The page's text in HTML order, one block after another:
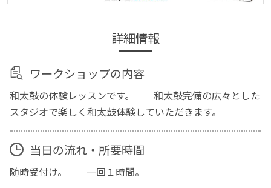
詳細情報
ワークショップの内容
和太鼓の体験レッスンです。 和太鼓完備の広々とした
スタジオで楽しく和太鼓体験していただきます。
当日の流れ・所要時間
随時受付け。 一回１時間。